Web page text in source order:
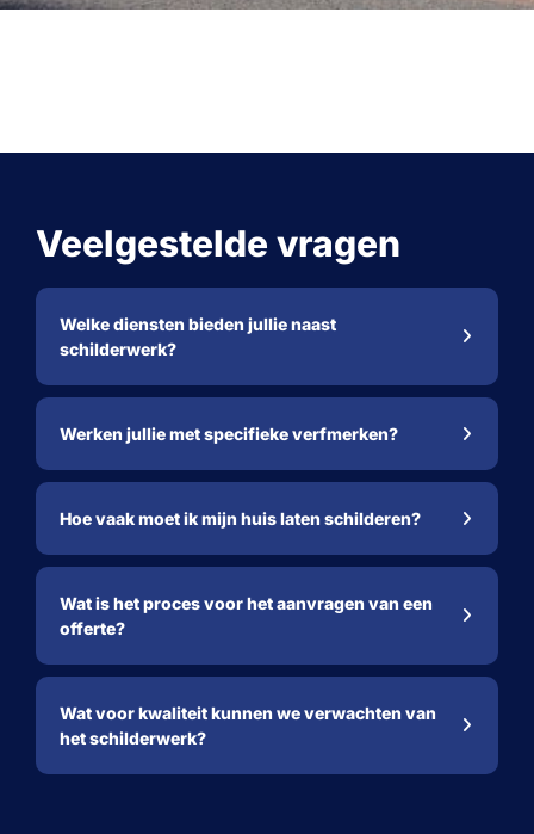
Veelgestelde vragen
Welke diensten bieden jullie naast
schilderwerk?
Werken jullie met specifieke verfmerken?
Hoe vaak moet ik mijn huis laten schilderen?
Wat is het proces voor het aanvragen van een
offerte?
Wat voor kwaliteit kunnen we verwachten van
het schilderwerk?